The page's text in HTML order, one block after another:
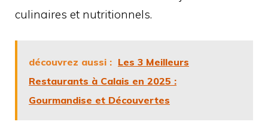
culinaires et nutritionnels.
découvrez aussi : Les 3 Meilleurs
Restaurants à Calais en 2025 :
Gourmandise et Découvertes